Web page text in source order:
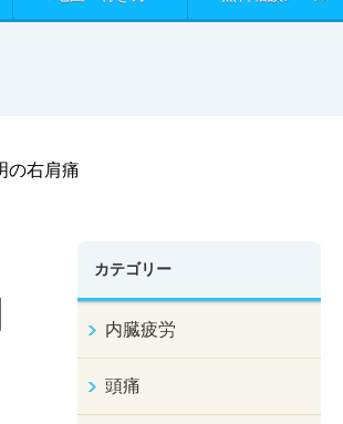
の右肩痛
カテゴリー
内臓疲労
頭痛